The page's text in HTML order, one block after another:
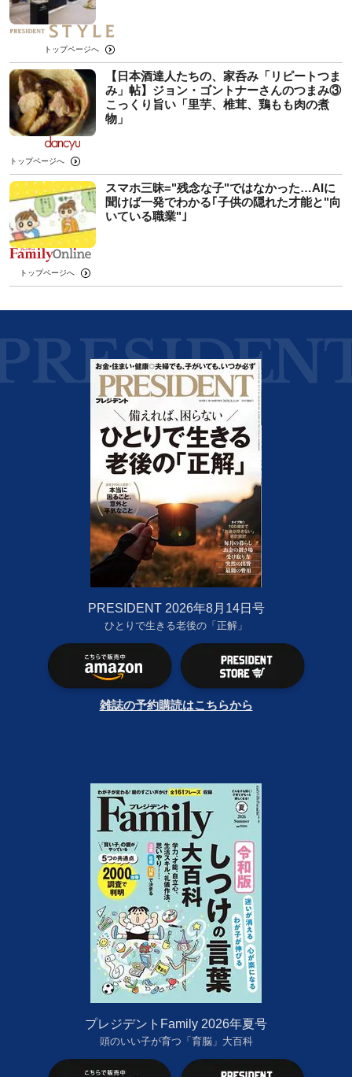
トップページへ
【日本酒達人たちの、家呑み「リピートつま
み」帖】ジョン・ゴントナーさんのつまみ③
こっくり旨い「里芋、椎茸、鶏もも肉の煮
物」
トップページへ
スマホ三昧="残念な子"ではなかった…AIに
聞けば一発でわかる｢子供の隠れた才能と"向
いている職業"｣
トップページへ
PRESIDENT 2026年8月14日号
ひとりで生きる老後の「正解」
雑誌の予約購読はこちらから
プレジデントFamily 2026年夏号
頭のいい子が育つ「育脳」大百科